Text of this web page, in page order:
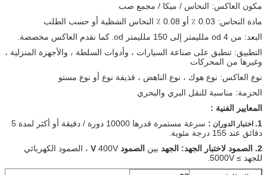
مكون العاكس: النحاس / ميكا / مجمع صب
مادة النحاس: 0.03 ٪ أو 0.08 ٪ النحاس الشظية أو حسب الطلب
البعد: من od 4 ملليمتر إلى 150 ملليمتر od.
كما نقدم العاكس مخصصة.
التطبيق: تنطبق على صناعة السيارات ، وأدوات السلطة ، والأجهزة المنزلية ،
وغيرها من المحركات
نوع العاكس: نوع هوك ، نوع الناهض ، قذيفة نوع أو نوع مستو
الحزمة: مناسبة للنقل البري والبحري
المعايير الفنية :
1. اختبار الدوران :
سرعة مستمرة قدرها 10000 دورة / دقيقة أو أكثر لمدة 5
دقائق عند 155 درجة مئوية.
2. الصمود لاختبار الجهد: الجهد
بين الصمود V
400V ، الصمود الكهربائي
للجهد ≥ 5000V.